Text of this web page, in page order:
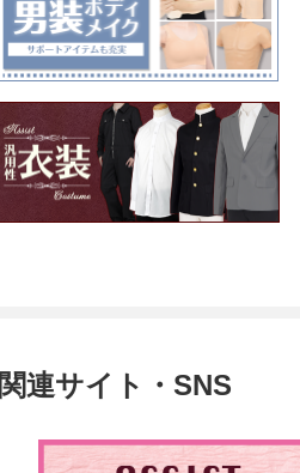
関連サイト・SNS